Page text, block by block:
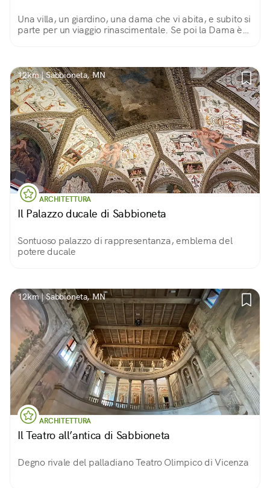
Una villa, un giardino, una dama che vi abita, e subito si
parte per un viaggio rinascimentale. Se poi la Dama è
12km | Sabbioneta, MN
ARCHITETTURA
Il Palazzo ducale di Sabbioneta
Sontuoso palazzo di rappresentanza, emblema del
potere ducale
12km | Sabbioneta, MN
ARCHITETTURA
Il Teatro all’antica di Sabbioneta
Degno rivale del palladiano Teatro Olimpico di Vicenza